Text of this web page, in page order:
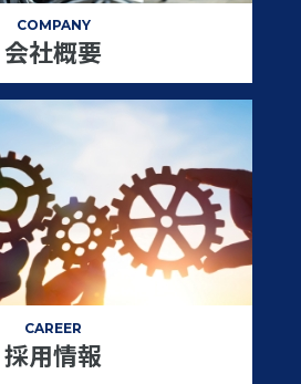
COMPANY
会社概要
CAREER
採用情報